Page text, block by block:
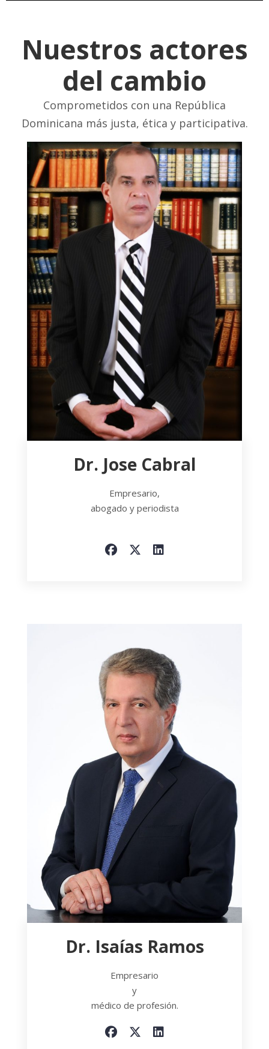
Nuestros actores
del cambio
Comprometidos con una República
Dominicana más justa, ética y participativa.
Dr. Jose Cabral
Empresario,
abogado y periodista
Dr. Isaías Ramos
Empresario
y
médico de profesión.